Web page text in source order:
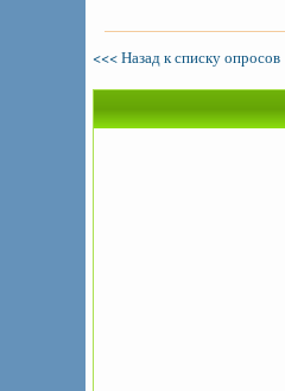
<<< Назад к списку опросов